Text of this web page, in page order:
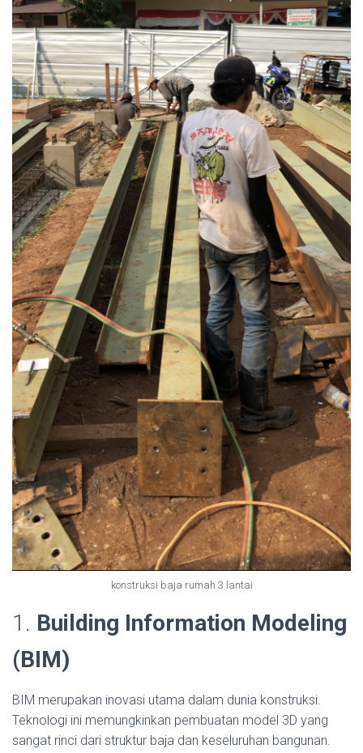
konstruksi baja rumah 3 lantai
1. Building Information Modeling
(BIM)
BIM merupakan inovasi utama dalam dunia konstruksi.
Teknologi ini memungkinkan pembuatan model 3D yang
sangat rinci dari struktur baja dan keseluruhan bangunan.